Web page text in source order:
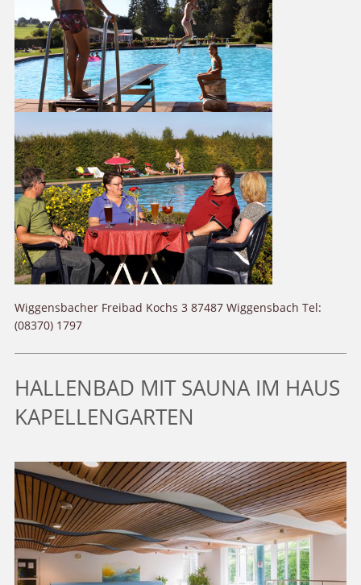
Wiggensbacher Freibad Kochs 3 87487 Wiggensbach Tel:
(08370) 1797
HALLENBAD MIT SAUNA IM HAUS
KAPELLENGARTEN